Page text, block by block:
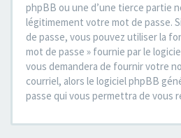
phpBB ou une d’une tierce partie
légitimement votre mot de passe.
de passe, vous pouvez utiliser la
mot de passe » fournie par le
vous demandera de fournir votre
courriel, alors le logiciel phpBB
passe qui vous permettra de vous